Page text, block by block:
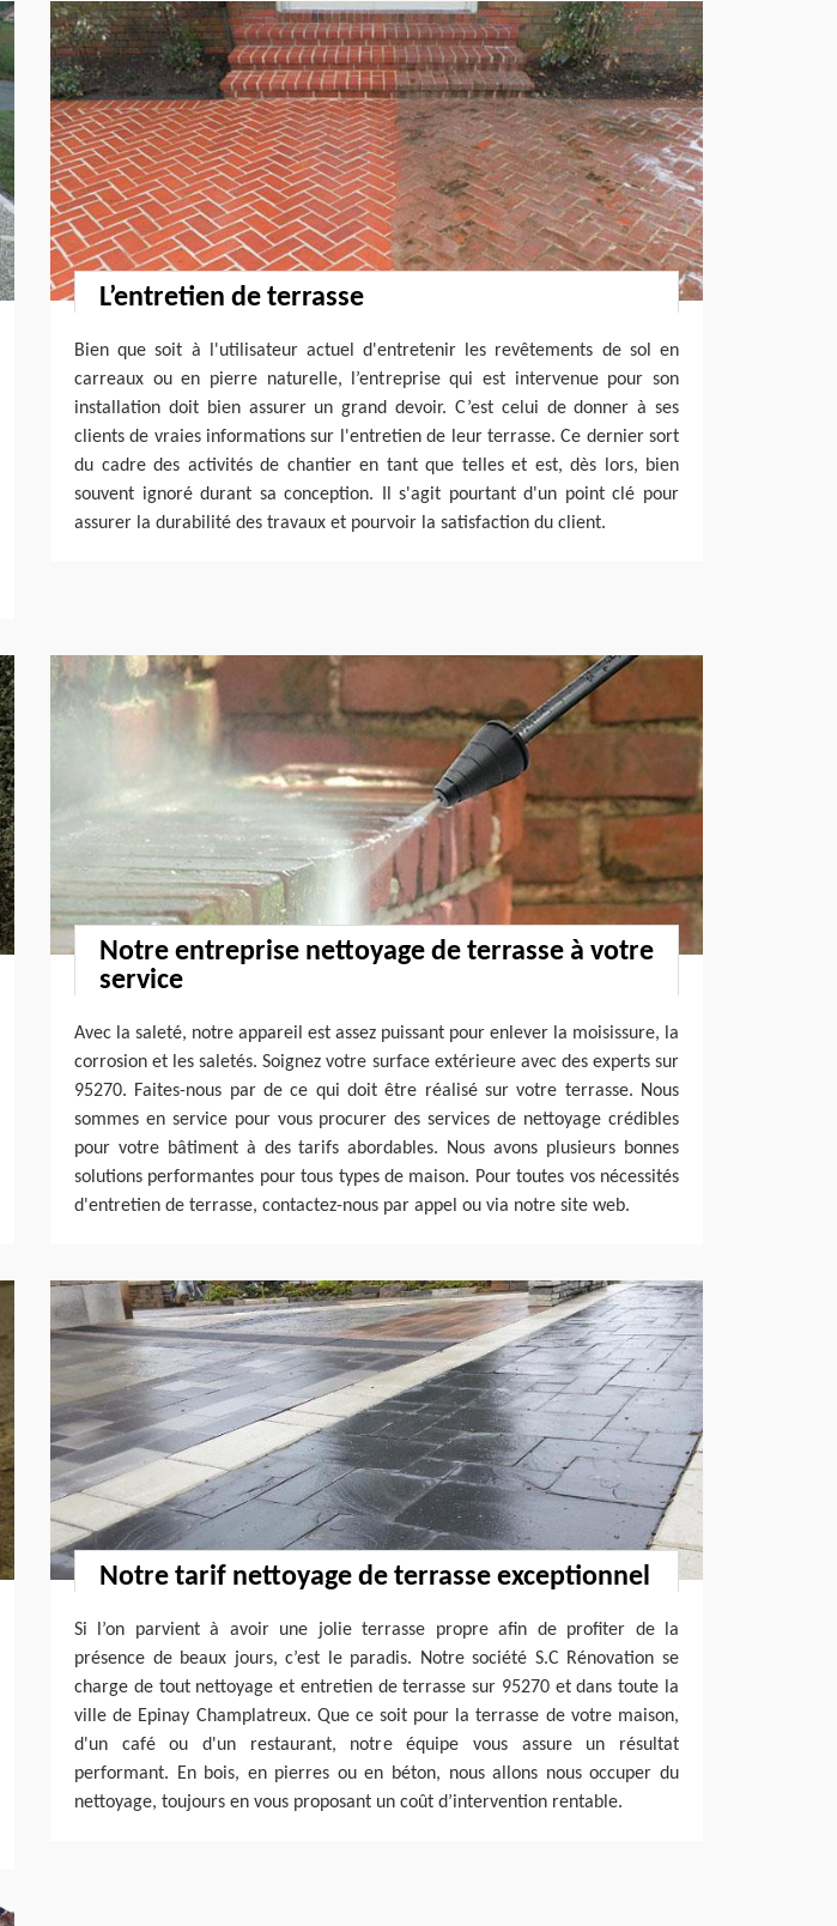
L’entretien de terrasse
Bien que soit à l'utilisateur actuel d'entretenir les revêtements de sol en
carreaux ou en pierre naturelle, l’entreprise qui est intervenue pour son
installation doit bien assurer un grand devoir. C’est celui de donner à ses
clients de vraies informations sur l'entretien de leur terrasse. Ce dernier sort
du cadre des activités de chantier en tant que telles et est, dès lors, bien
souvent ignoré durant sa conception. Il s'agit pourtant d'un point clé pour
assurer la durabilité des travaux et pourvoir la satisfaction du client.
Notre entreprise nettoyage de terrasse à votre
service
Avec la saleté, notre appareil est assez puissant pour enlever la moisissure, la
corrosion et les saletés. Soignez votre surface extérieure avec des experts sur
95270. Faites-nous par de ce qui doit être réalisé sur votre terrasse. Nous
sommes en service pour vous procurer des services de nettoyage crédibles
pour votre bâtiment à des tarifs abordables. Nous avons plusieurs bonnes
solutions performantes pour tous types de maison. Pour toutes vos nécessités
d'entretien de terrasse, contactez-nous par appel ou via notre site web.
Notre tarif nettoyage de terrasse exceptionnel
Si l’on parvient à avoir une jolie terrasse propre afin de profiter de la
présence de beaux jours, c’est le paradis. Notre société S.C Rénovation se
charge de tout nettoyage et entretien de terrasse sur 95270 et dans toute la
ville de Epinay Champlatreux. Que ce soit pour la terrasse de votre maison,
d'un café ou d'un restaurant, notre équipe vous assure un résultat
performant. En bois, en pierres ou en béton, nous allons nous occuper du
nettoyage, toujours en vous proposant un coût d’intervention rentable.